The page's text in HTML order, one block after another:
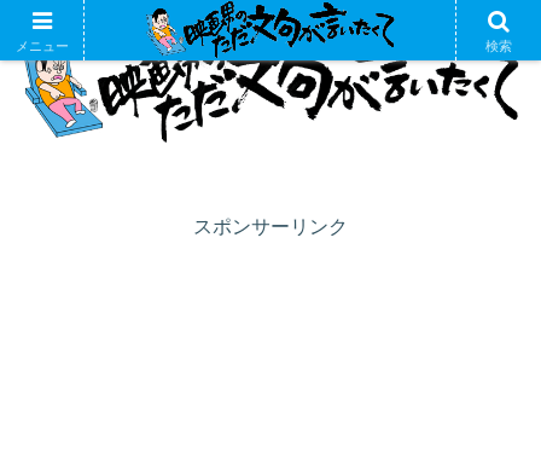
スポンサーリンク
メニュー 検索